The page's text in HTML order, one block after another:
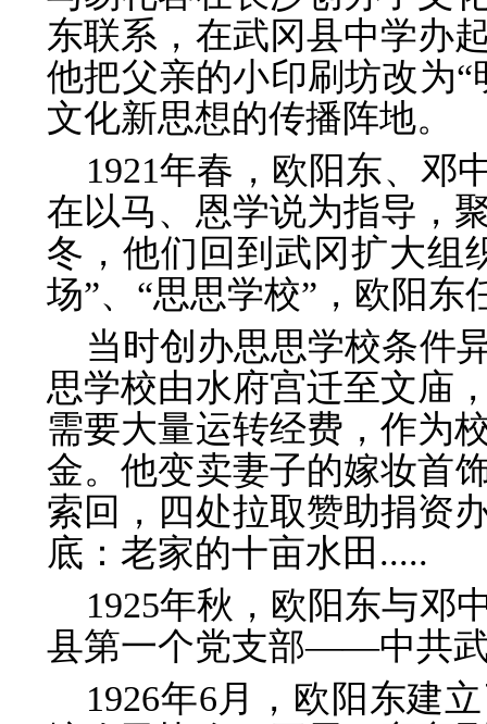
东联系，在武冈县中学办
他把父亲的小印刷坊改为
文化新思想的传播阵地。
1921年春，欧阳东、邓
在以马、恩学说为指导，
冬，他们回到武冈扩大组
场”、“思思学校”，欧阳
当时创办思思学校条件
思学校由水府宫迁至文庙
需要大量运转经费，作为
金。他变卖妻子的嫁妆首
索回，四处拉取赞助捐资
底：老家的十亩水田.....
1925年秋，欧阳东与邓
县第一个党支部——中共
1926年6月，欧阳东建